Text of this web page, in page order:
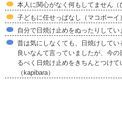
本人に関心がなく何もしてません（
子どもに任せっぱなし（マコボーイ）
自分で日焼け止めをぬったりしてい
昔は気にしなくても、日焼けして
良いなんて言っていましたが、今
るべく日焼け止めをきちんとつけて
（kapibara）